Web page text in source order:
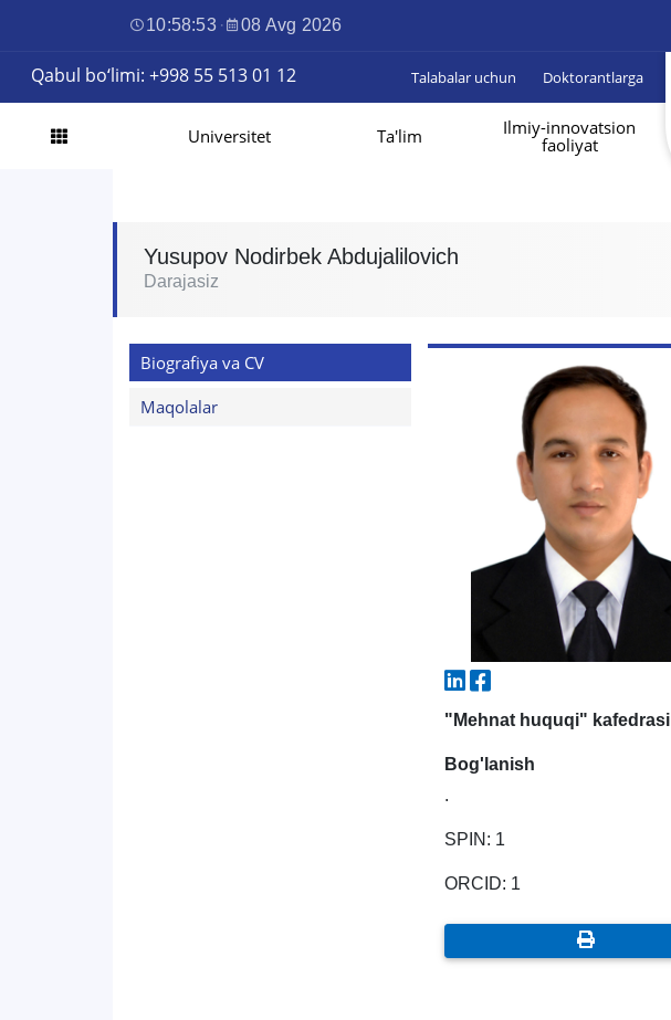
10:58:54 · 08 Avg 2026
Qabul bo‘limi: +998 55 513 01 12 Talabalar uchun Doktorantlarga
Universitet Ta'lim
Ilmiy-innovatsion
faoliyat
Yusupov Nodirbek Abdujalilovich
Darajasiz
Biografiya va CV
Maqolalar
"Mehnat huquqi" kafedrasi
Bog'lanish
.
SPIN: 1
ORCID: 1